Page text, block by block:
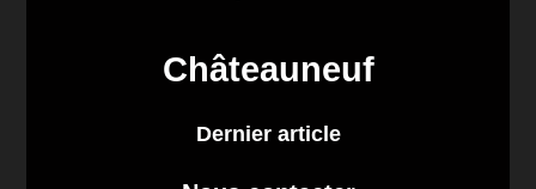
Châteauneuf
Dernier article